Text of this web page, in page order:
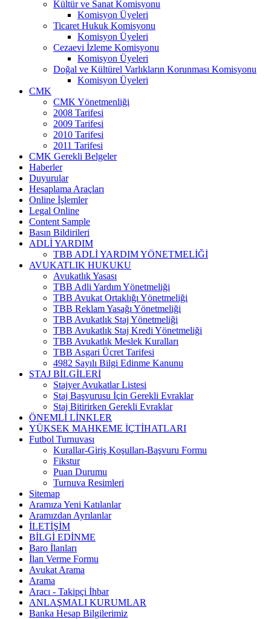
Kültür ve Sanat Komisyonu
Komisyon Üyeleri
Ticaret Hukuk Komisyonu
Komisyon Üyeleri
Cezaevi İzleme Komisyonu
Komisyon Üyeleri
Doğal ve Kültürel Varlıkların Korunması Komisyonu
Komisyon Üyeleri
CMK
CMK Yönetmenliği
2008 Tarifesi
2009 Tarifesi
2010 Tarifesi
2011 Tarifesi
CMK Gerekli Belgeler
Haberler
Duyurular
Hesaplama Araçları
Online İşlemler
Legal Online
Content Sample
Basın Bildirileri
ADLİ YARDIM
TBB ADLİ YARDIM YÖNETMELİĞİ
AVUKATLIK HUKUKU
Avukatlık Yasası
TBB Adli Yardım Yönetmeliği
TBB Avukat Ortaklığı Yönetmeliği
TBB Reklam Yasağı Yönetmeliği
TBB Avukatlık Staj Yönetmeliği
TBB Avukatlık Staj Kredi Yönetmeliği
TBB Avukatlık Meslek Kuralları
TBB Asgari Ücret Tarifesi
4982 Sayılı Bilgi Edinme Kanunu
STAJ BİLGİLERİ
Stajyer Avukatlar Listesi
Staj Başvurusu İçin Gerekli Evraklar
Staj Bitirirken Gerekli Evraklar
ÖNEMLİ LİNKLER
YÜKSEK MAHKEME İÇTİHATLARI
Futbol Turnuvası
Kurallar-Giriş Koşulları-Başvuru Formu
Fikstur
Puan Durumu
Turnuva Resimleri
Sitemap
Aramıza Yeni Katılanlar
Aramızdan Ayrılanlar
İLETİŞİM
BİLGİ EDİNME
Baro İlanları
İlan Verme Formu
Avukat Arama
Arama
Aracı - Takipçi İhbar
ANLAŞMALI KURUMLAR
Banka Hesap Bilgilerimiz